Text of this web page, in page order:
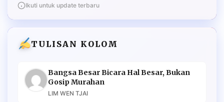
Ikuti untuk update terbaru
TULISAN KOLOM
Bangsa Besar Bicara Hal Besar, Bukan
Gosip Murahan
LIM WEN TJAI